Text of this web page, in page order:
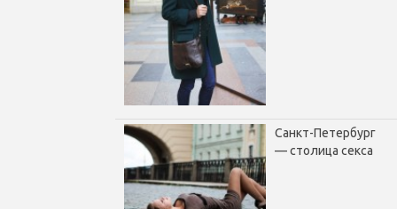
Санкт-Петербург
— столица секса